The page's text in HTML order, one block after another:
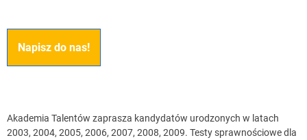
Napisz do nas!
Akademia Talentów zaprasza kandydatów urodzonych w latach
2003, 2004, 2005, 2006, 2007, 2008, 2009. Testy sprawnościowe dla